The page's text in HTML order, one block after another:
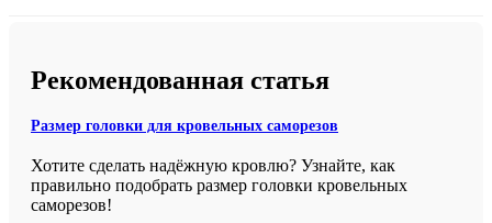
Рекомендованная статья
Размер головки для кровельных саморезов
Хотите сделать надёжную кровлю? Узнайте, как
правильно подобрать размер головки кровельных
саморезов!